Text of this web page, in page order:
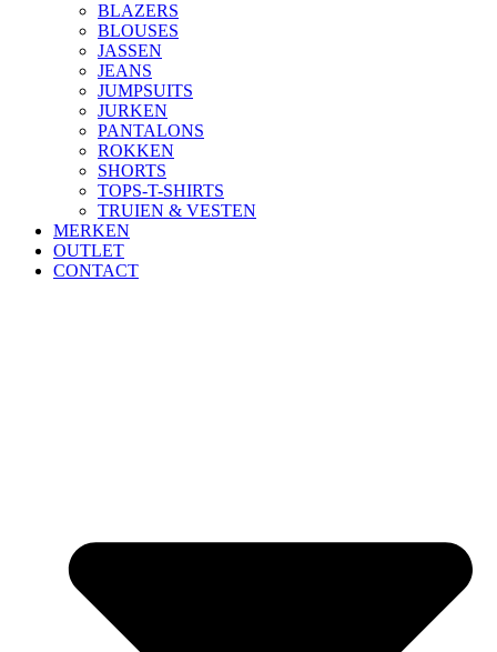
BLAZERS
BLOUSES
JASSEN
JEANS
JUMPSUITS
JURKEN
PANTALONS
ROKKEN
SHORTS
TOPS-T-SHIRTS
TRUIEN & VESTEN
MERKEN
OUTLET
CONTACT